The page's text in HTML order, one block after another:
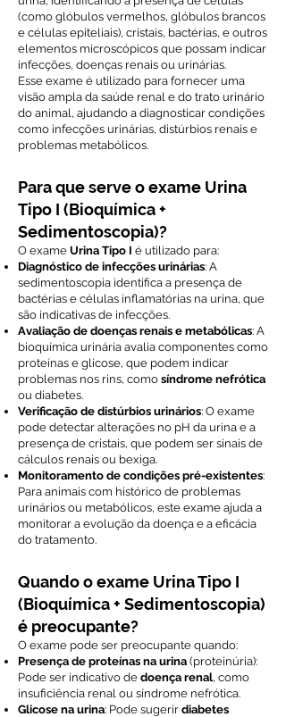
(como glóbulos vermelhos, glóbulos brancos
e células epiteliais), cristais, bactérias, e outros
elementos microscópicos que possam indicar
infecções, doenças renais ou urinárias.
Esse exame é utilizado para fornecer uma
visão ampla da saúde renal e do trato urinário
do animal, ajudando a diagnosticar condições
como infecções urinárias, distúrbios renais e
problemas metabólicos.
Para que serve o exame Urina
Tipo I (Bioquímica +
Sedimentoscopia)?
O exame Urina Tipo I é utilizado para:
Diagnóstico de infecções urinárias: A
sedimentoscopia identifica a presença de
bactérias e células inflamatórias na urina, que
são indicativas de infecções.
Avaliação de doenças renais e metabólicas: A
bioquímica urinária avalia componentes como
proteínas e glicose, que podem indicar
problemas nos rins, como síndrome nefrótica
ou diabetes.
Verificação de distúrbios urinários: O exame
pode detectar alterações no pH da urina e a
presença de cristais, que podem ser sinais de
cálculos renais ou bexiga.
Monitoramento de condições pré-existentes:
Para animais com histórico de problemas
urinários ou metabólicos, este exame ajuda a
monitorar a evolução da doença e a eficácia
do tratamento.
Quando o exame Urina Tipo I
(Bioquímica + Sedimentoscopia)
é preocupante?
O exame pode ser preocupante quando:
Presença de proteínas na urina (proteinúria):
Pode ser indicativo de doença renal, como
insuficiência renal ou síndrome nefrótica.
Glicose na urina: Pode sugerir diabetes